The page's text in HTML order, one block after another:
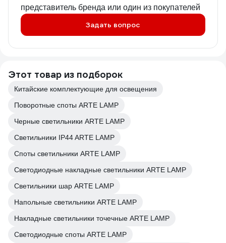
представитель бренда или один из покупателей
Задать вопрос
Этот товар из подборок
Китайские комплектующие для освещения
Поворотные споты ARTE LAMP
Черные светильники ARTE LAMP
Светильники IP44 ARTE LAMP
Споты светильники ARTE LAMP
Светодиодные накладные светильники ARTE LAMP
Светильники шар ARTE LAMP
Напольные светильники ARTE LAMP
Накладные светильники точечные ARTE LAMP
Светодиодные споты ARTE LAMP